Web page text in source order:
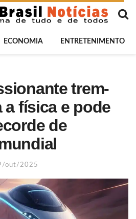
ECONOMIA ENTRETENIMENTO
trem-
a física e pode
de
out/2025